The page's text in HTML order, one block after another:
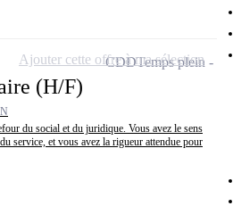
(H/F)
du social et du juridique. Vous avez le sens
service, et vous avez la rigueur attendue pour
CDDTemps plein
Ajouter cette offre à ma sélection